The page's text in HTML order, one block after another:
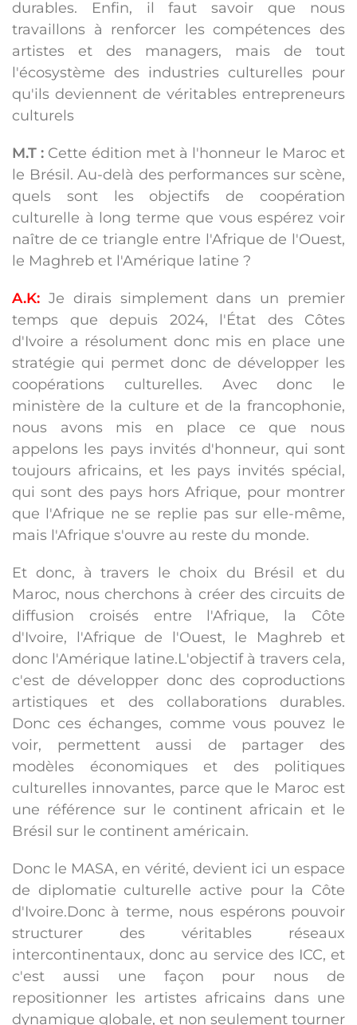
durables. Enfin, il faut savoir que nous
travaillons à renforcer les compétences des
artistes et des managers, mais de tout
l'écosystème des industries culturelles pour
qu'ils deviennent de véritables entrepreneurs
culturels
M.T : Cette édition met à l'honneur le Maroc et
le Brésil. Au-delà des performances sur scène,
quels sont les objectifs de coopération
culturelle à long terme que vous espérez voir
naître de ce triangle entre l'Afrique de l'Ouest,
le Maghreb et l'Amérique latine ?
A.K: Je dirais simplement dans un premier
temps que depuis 2024, l'État des Côtes
d'Ivoire a résolument donc mis en place une
stratégie qui permet donc de développer les
coopérations culturelles. Avec donc le
ministère de la culture et de la francophonie,
nous avons mis en place ce que nous
appelons les pays invités d'honneur, qui sont
toujours africains, et les pays invités spécial,
qui sont des pays hors Afrique, pour montrer
que l'Afrique ne se replie pas sur elle-même,
mais l'Afrique s'ouvre au reste du monde.
Et donc, à travers le choix du Brésil et du
Maroc, nous cherchons à créer des circuits de
diffusion croisés entre l'Afrique, la Côte
d'Ivoire, l'Afrique de l'Ouest, le Maghreb et
donc l'Amérique latine.L'objectif à travers cela,
c'est de développer donc des coproductions
artistiques et des collaborations durables.
Donc ces échanges, comme vous pouvez le
voir, permettent aussi de partager des
modèles économiques et des politiques
culturelles innovantes, parce que le Maroc est
une référence sur le continent africain et le
Brésil sur le continent américain.
Donc le MASA, en vérité, devient ici un espace
de diplomatie culturelle active pour la Côte
d'Ivoire.Donc à terme, nous espérons pouvoir
structurer des véritables réseaux
intercontinentaux, donc au service des ICC, et
c'est aussi une façon pour nous de
repositionner les artistes africains dans une
dynamique globale, et non seulement tourner